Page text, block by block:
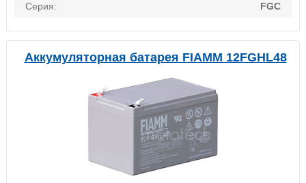
Серия:
FGC
Аккумуляторная батарея FIAMM 12FGHL48